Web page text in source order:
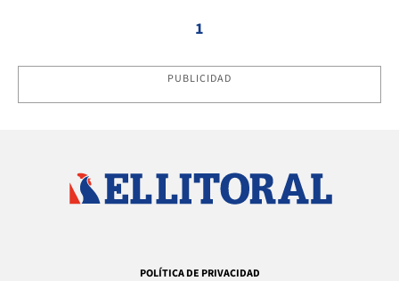
1
PUBLICIDAD
POLÍTICA DE PRIVACIDAD